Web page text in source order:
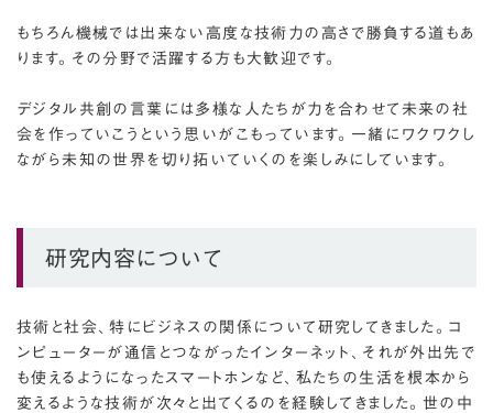
もちろん機械では出来ない高度な技術力の高さで勝負する道もあ
ります。その分野で活躍する方も大歓迎です。
デジタル共創の言葉には多様な人たちが力を合わせて未来の社
会を作っていこうという思いがこもっています。一緒にワクワクし
ながら未知の世界を切り拓いていくのを楽しみにしています。
研究内容について
技術と社会、特にビジネスの関係について研究してきました。コ
ンピューターが通信とつながったインターネット、それが外出先で
も使えるようになったスマートホンなど、私たちの生活を根本から
変えるような技術が次々と出てくるのを経験してきました。世の中